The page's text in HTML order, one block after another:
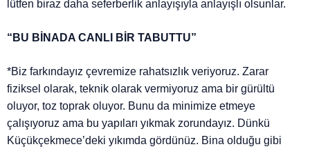
lütfen biraz daha seferberlik anlayışıyla anlayışlı olsunlar.
“BU BİNADA CANLI BİR TABUTTU”
*Biz farkındayız çevremize rahatsızlık veriyoruz. Zarar
fiziksel olarak, teknik olarak vermiyoruz ama bir gürültü
oluyor, toz toprak oluyor. Bunu da minimize etmeye
çalışıyoruz ama bu yapıları yıkmak zorundayız. Dünkü
Küçükçekmece’deki yıkımda gördünüz. Bina olduğu gibi